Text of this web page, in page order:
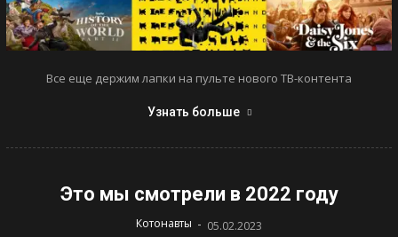
Все еще держим лапки на пульте нового ТВ-контента
Узнать больше
Это мы смотрели в 2022 году
Котонавты - 05.02.2023